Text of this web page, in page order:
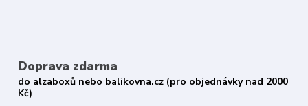
Doprava zdarma
do alzaboxů nebo balikovna.cz (pro objednávky nad 2000
Kč)